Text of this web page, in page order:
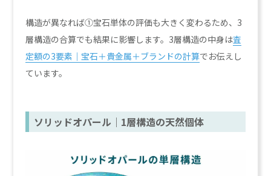
構造が異なれば①宝石単体の評価も大きく変わるため、3
層構造の合算でも結果に影響します。3層構造の中身は査
定額の3要素｜宝石＋貴金属＋ブランドの計算でお伝えし
ています。
ソリッドオパール｜1層構造の天然個体